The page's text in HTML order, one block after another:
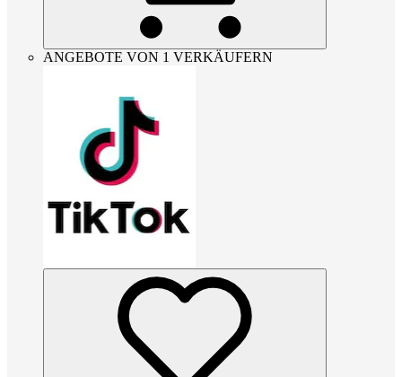
ANGEBOTE VON 1 VERKÄUFERN